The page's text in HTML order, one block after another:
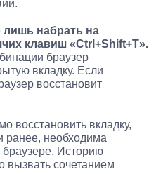
лишь набрать на
клавиш «Ctrl+Shift+T».
браузер
вкладку. Если
восстановит
восстановить вкладку,
ранее, необходима
Историю
вызвать сочетанием